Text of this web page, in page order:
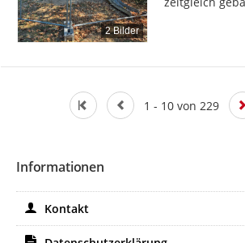
2 Bilder
1 - 10 von 229
Informationen
Kontakt